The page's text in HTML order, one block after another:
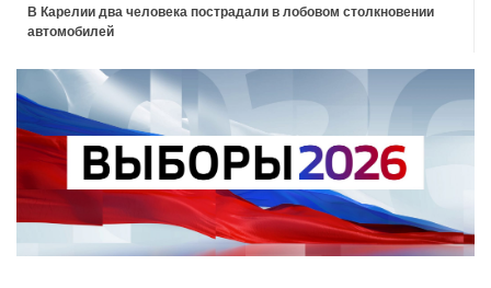
В Карелии два человека пострадали в лобовом столкновении
автомобилей